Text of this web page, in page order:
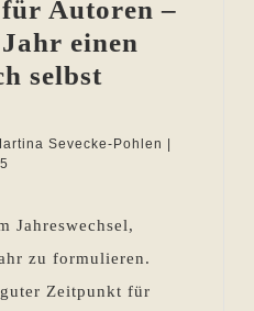
Autoren –
einen
selbst
Sevecke-Pohlen Martina
|
Jahreswechsel,
zu formulieren.
Zeitpunkt für